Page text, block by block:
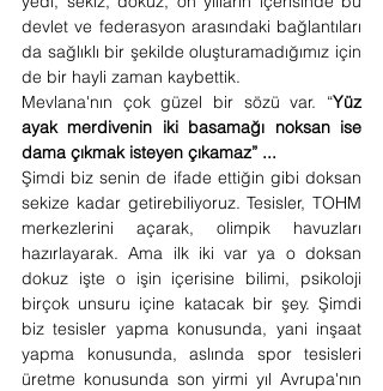
devlet ve federasyon arasındaki bağlantıları
da sağlıklı bir şekilde oluşturamadığımız için
de bir hayli zaman kaybettik.
Mevlana'nın çok güzel bir sözü var. “Yüz
ayak merdivenin iki basamağı noksan ise
dama çıkmak isteyen çıkamaz” ...
Şimdi biz senin de ifade ettiğin gibi doksan
sekize kadar getirebiliyoruz. Tesisler, TOHM
merkezlerini açarak, olimpik havuzları
hazırlayarak. Ama ilk iki var ya o doksan
dokuz işte o işin içerisine bilimi, psikoloji
birçok unsuru içine katacak bir şey. Şimdi
biz tesisler yapma konusunda, yani inşaat
yapma konusunda, aslında spor tesisleri
üretme konusunda son yirmi yıl Avrupa'nın